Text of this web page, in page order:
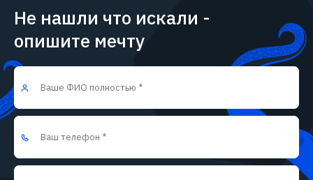
Не нашли что искали -
опишите мечту